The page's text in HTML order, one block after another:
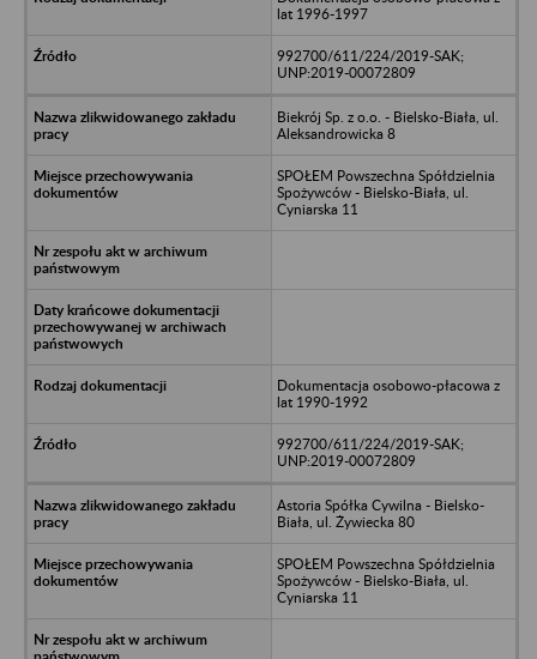
lat 1996-1997
992700/611/224/2019-SAK;
UNP:2019-00072809
Biekrój Sp. z o.o. - Bielsko-Biała, ul.
Aleksandrowicka 8
SPOŁEM Powszechna Spółdzielnia
Spożywców - Bielsko-Biała, ul.
Cyniarska 11
Dokumentacja osobowo-płacowa z
lat 1990-1992
992700/611/224/2019-SAK;
UNP:2019-00072809
Astoria Spółka Cywilna - Bielsko-
Biała, ul. Żywiecka 80
SPOŁEM Powszechna Spółdzielnia
Spożywców - Bielsko-Biała, ul.
Cyniarska 11